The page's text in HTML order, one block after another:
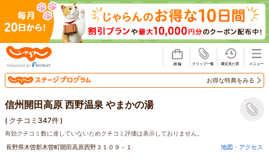
お得な特典をみる
信州開田高原 西野温泉 やまかの湯
( クチコミ347件)
有効クチコミ数に達していないためクチコミ評価は表示しておりません。
長野県木曽郡木曽町開田高原西野３１０９－１
地図・アクセス